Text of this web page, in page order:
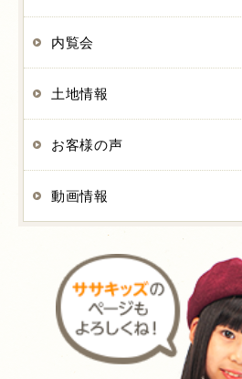
内覧会
土地情報
お客様の声
動画情報